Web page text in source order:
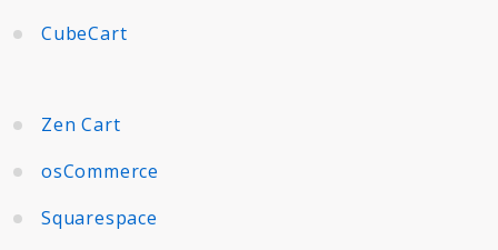
CubeCart
Zen Cart
osCommerce
Squarespace